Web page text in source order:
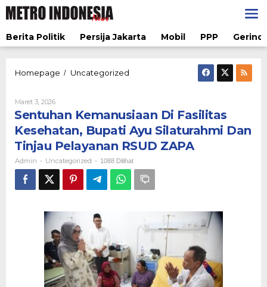
Lewati
ke
Berita Politik
Persija Jakarta Mobil PPP
Homepage / Uncategorized
Kesehatan,
Bupati
Ayu
Silaturahmi
Dan
Tinjau
Pelayanan
RSUD
Maret 3, 2026Oleh
Sentuhan Kemanusiaan Di Fasilitas
Kesehatan, Bupati Ayu Silaturahmi Dan
Tinjau Pelayanan RSUD ZAPA
Admin - Uncategorized - 1088 Dilihat